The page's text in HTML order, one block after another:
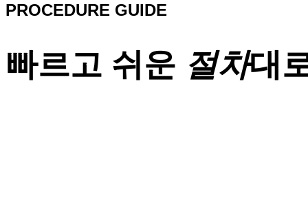
PROCEDURE GUIDE
빠르고 쉬운 절차대